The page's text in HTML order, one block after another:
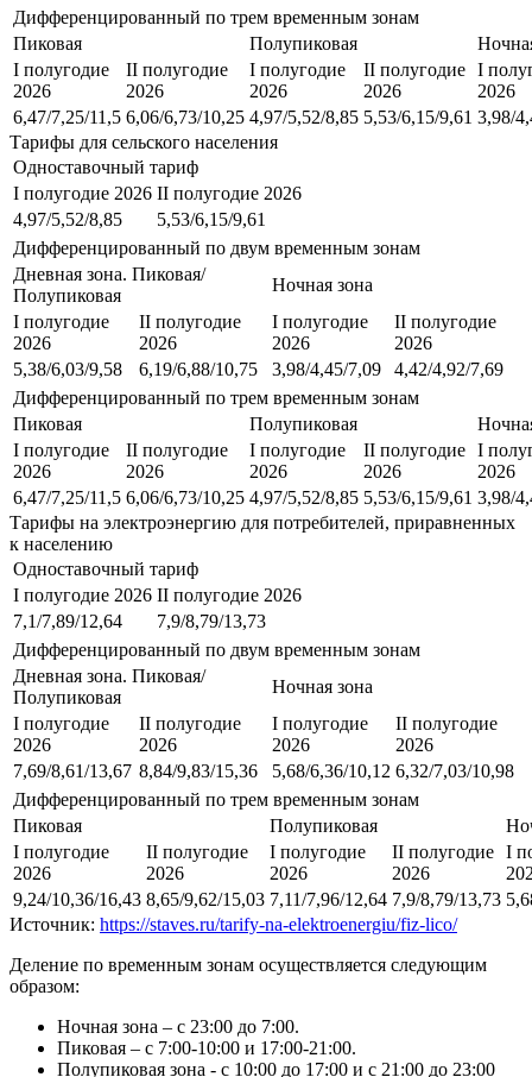
Дифференцированный по трем временным зонам
Пиковая
Полупиковая
I полугодие
2026
II полугодие
2026
I полугодие
2026
II полугодие
2026
I
2026
6,47/7,25/11,5 6,06/6,73/10,25 4,97/5,52/8,85 5,53/6,15/9,61 3,98/
Тарифы для сельского населения
Одноставочный тариф
I полугодие 2026 II полугодие 2026
4,97/5,52/8,85
5,53/6,15/9,61
Дифференцированный по двум временным зонам
Дневная зона. Пиковая/
Полупиковая
Ночная зона
I полугодие
2026
II полугодие
2026
I полугодие
2026
II полугодие
2026
5,38/6,03/9,58
6,19/6,88/10,75 3,98/4,45/7,09
4,42/4,92/7,69
Дифференцированный по трем временным зонам
Пиковая
Полупиковая
I полугодие
2026
II полугодие
2026
I полугодие
2026
II полугодие
2026
I
2026
6,47/7,25/11,5 6,06/6,73/10,25 4,97/5,52/8,85 5,53/6,15/9,61 3,98/
Тарифы на электроэнергию для потребителей, приравненных
к населению
Одноставочный тариф
I полугодие 2026 II полугодие 2026
7,1/7,89/12,64
7,9/8,79/13,73
Дифференцированный по двум временным зонам
Дневная зона. Пиковая/
Полупиковая
Ночная зона
I полугодие
2026
II полугодие
2026
I полугодие
2026
II полугодие
2026
7,69/8,61/13,67 8,84/9,83/15,36 5,68/6,36/10,12 6,32/7,03/10,98
Дифференцированный по трем временным зонам
Пиковая
Полупиковая
I полугодие
2026
II полугодие
2026
I полугодие
2026
II полугодие
2026
I
9,24/10,36/16,43 8,65/9,62/15,03 7,11/7,96/12,64 7,9/8,79/13,73
Источник: https://staves.ru/tarify-na-elektroenergiu/fiz-lico/
Деление по временным зонам осуществляется следующим
образом:
Ночная зона – с 23:00 до 7:00.
Пиковая – с 7:00-10:00 и 17:00-21:00.
Полупиковая зона - с 10:00 до 17:00 и с 21:00 до 23:00